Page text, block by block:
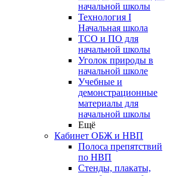
начальной школы
Технология I
Начальная школа
ТСО и ПО для
начальной школы
Уголок природы в
начальной школе
Учебные и
демонстрационные
материалы для
начальной школы
Ещё
Кабинет ОБЖ и НВП
Полоса препятствий
по НВП
Стенды, плакаты,